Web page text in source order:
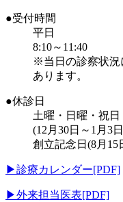
●受付時間
平日
8:10～11:40
※当日の診察状況
あります。
●休診日
土曜・日曜・祝
(12月30日～1月3
創立記念日(8月15
▶診療カレンダー[PDF]
▶外来担当医表[PDF]